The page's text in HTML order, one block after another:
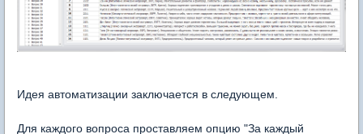
Идея автоматизации заключается в следующем.
Для каждого вопроса проставляем опцию "За каждый